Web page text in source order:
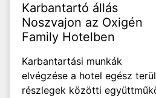
Karbantartó állás
Noszvajon az Oxigén
Family Hotelben
Karbantartási munkák
elvégzése a hotel egész
részlegek közötti